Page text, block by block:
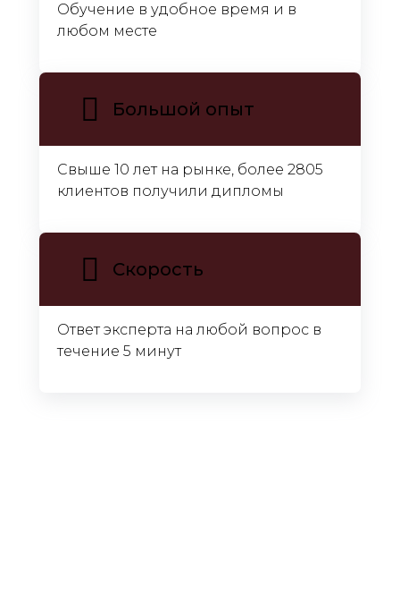
Обучение в удобное время и в
любом месте
Большой опыт
Свыше 10 лет на рынке, более 2805
клиентов получили дипломы
Скорость
Ответ эксперта на любой вопрос в
течение 5 минут